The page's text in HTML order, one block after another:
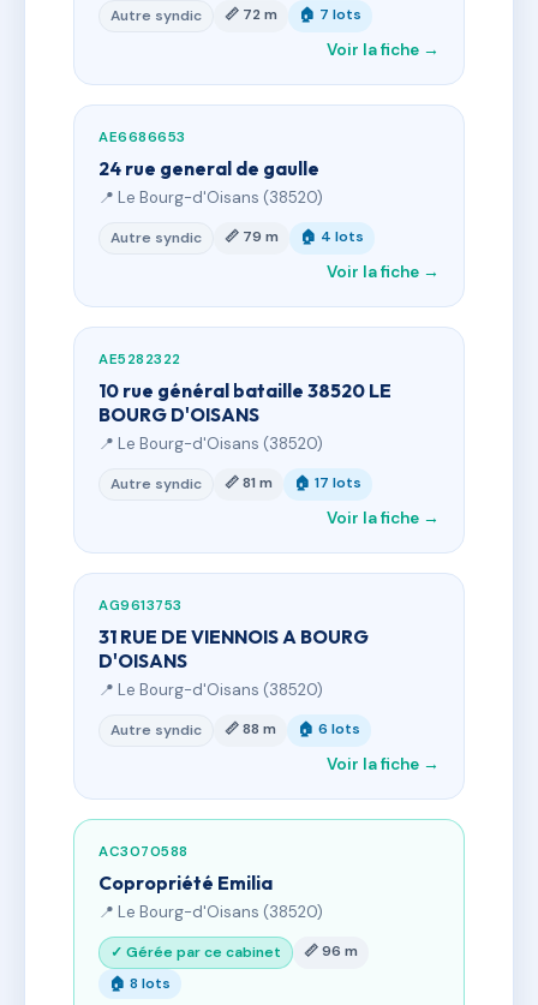
Autre syndic 📏 72 m 🏠 7 lots
Voir la fiche →
AE6686653
24 rue general de gaulle
📍 Le Bourg-d'Oisans (38520)
Autre syndic 📏 79 m 🏠 4 lots
Voir la fiche →
AE5282322
10 rue général bataille 38520 LE
BOURG D'OISANS
📍 Le Bourg-d'Oisans (38520)
Autre syndic 📏 81 m 🏠 17 lots
Voir la fiche →
AG9613753
31 RUE DE VIENNOIS A BOURG
D'OISANS
📍 Le Bourg-d'Oisans (38520)
Autre syndic 📏 88 m 🏠 6 lots
Voir la fiche →
AC3070588
Copropriété Emilia
📍 Le Bourg-d'Oisans (38520)
✓ Gérée par ce cabinet
📏 96 m
🏠 8 lots